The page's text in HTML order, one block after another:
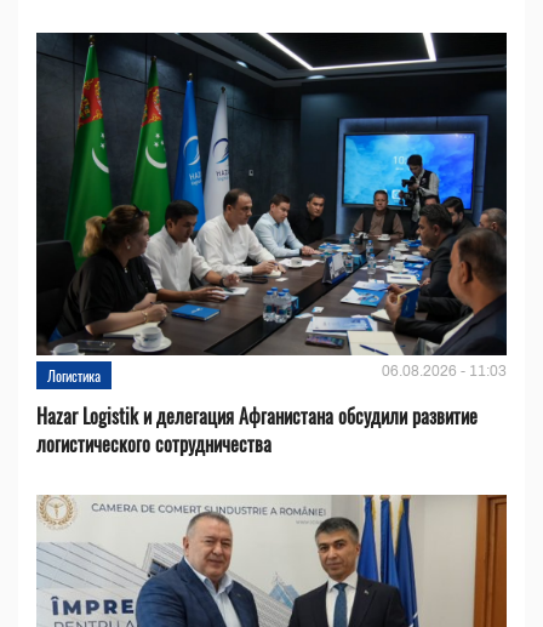
Логистика 06.08.2026 - 11:03
Hazar Logistik и делегация Афганистана обсудили развитие
логистического сотрудничества